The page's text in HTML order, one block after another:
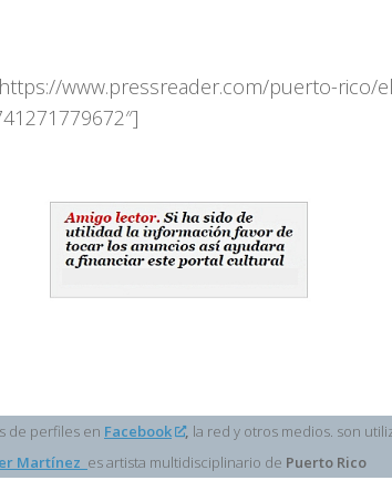
www.pressreader.com/puerto-rico/
de perfiles en Facebook , la red y otros medios. son
Martínez es artista multidisciplinario de Puerto Rico